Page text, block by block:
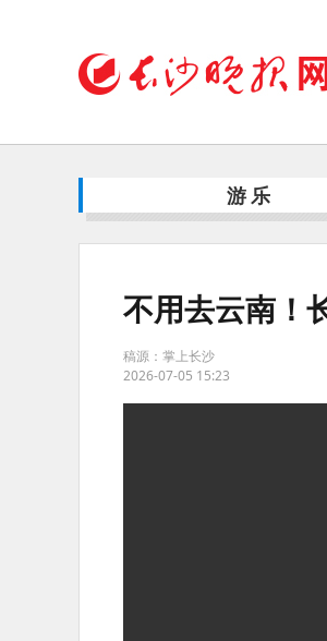
游乐
不用去云南！
稿源：掌上长沙
2026-07-05 15:23